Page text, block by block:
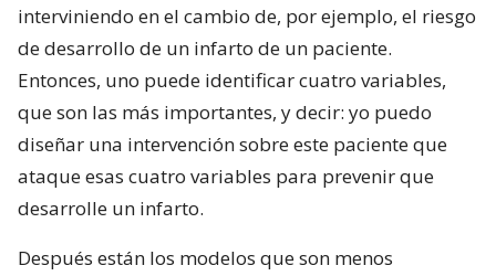
interviniendo en el cambio de, por ejemplo, el riesgo
de desarrollo de un infarto de un paciente.
Entonces, uno puede identificar cuatro variables,
que son las más importantes, y decir: yo puedo
diseñar una intervención sobre este paciente que
ataque esas cuatro variables para prevenir que
desarrolle un infarto.
Después están los modelos que son menos